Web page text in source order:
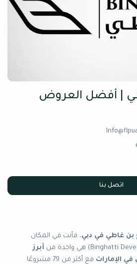
| أفضل العروض
اتصل بنا
بن غاطي في دبي، فأنت في المكان
أبرز
الإمارات
مع أكثر من 79 مشروعًا